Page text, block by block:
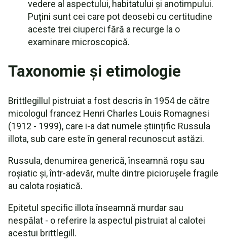
vedere al aspectului, habitatului și anotimpului.
Puțini sunt cei care pot deosebi cu certitudine
aceste trei ciuperci fără a recurge la o
examinare microscopică.
Taxonomie și etimologie
Brittlegillul pistruiat a fost descris în 1954 de către
micologul francez Henri Charles Louis Romagnesi
(1912 - 1999), care i-a dat numele științific Russula
illota, sub care este în general recunoscut astăzi.
Russula, denumirea generică, înseamnă roșu sau
roșiatic și, într-adevăr, multe dintre piciorușele fragile
au calota roșiatică.
Epitetul specific illota înseamnă murdar sau
nespălat - o referire la aspectul pistruiat al calotei
acestui brittlegill.